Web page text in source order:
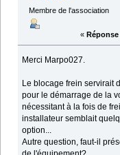
Membre de l'association
« Réponse
Merci Marpo027.
Le blocage frein servirait
pour le démarrage de la
nécessitant à la fois de
installateur semblait
option...
Autre question, faut-il